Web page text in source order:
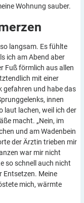
Wohnung sauber.
langsam. Es fühlte
ich am Abend aber
Fuß förmlich aus allen
mit einer
gefahren und habe das
innen
laut lachen, weil ich der
macht. „Nein, im
und am Wadenbein
der Ärztin trieben mir
war mir nicht
so schnell auch nicht
Entsetzen. Meine
mich, wärmte